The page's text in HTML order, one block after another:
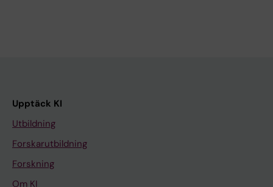
Upptäck KI
Utbildning
Forskarutbildning
Forskning
Om KI